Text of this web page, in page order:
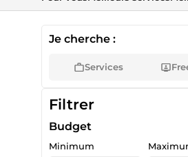
Je cherche :
Services
Filtrer
Budget
Minimum